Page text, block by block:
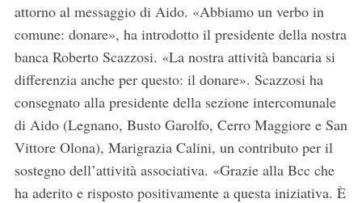
attorno al messaggio di Aido. «Abbiamo un verbo in
comune: donare», ha introdotto il presidente della nostra
banca Roberto Scazzosi. «La nostra attività bancaria si
differenzia anche per questo: il donare». Scazzosi ha
consegnato alla presidente della sezione intercomunale
di Aido (Legnano, Busto Garolfo, Cerro Maggiore e San
Vittore Olona), Marigrazia Calini, un contributo per il
sostegno dell’attività associativa. «Grazie alla Bcc che
ha aderito e risposto positivamente a questa iniziativa. È